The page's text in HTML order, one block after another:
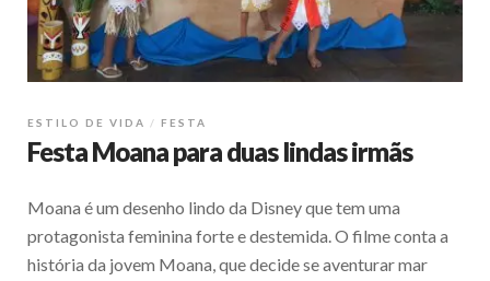
ESTILO DE VIDA FESTA
Festa Moana para duas lindas irmãs
Moana é um desenho lindo da Disney que tem uma
protagonista feminina forte e destemida. O filme conta a
história da jovem Moana, que decide se aventurar mar